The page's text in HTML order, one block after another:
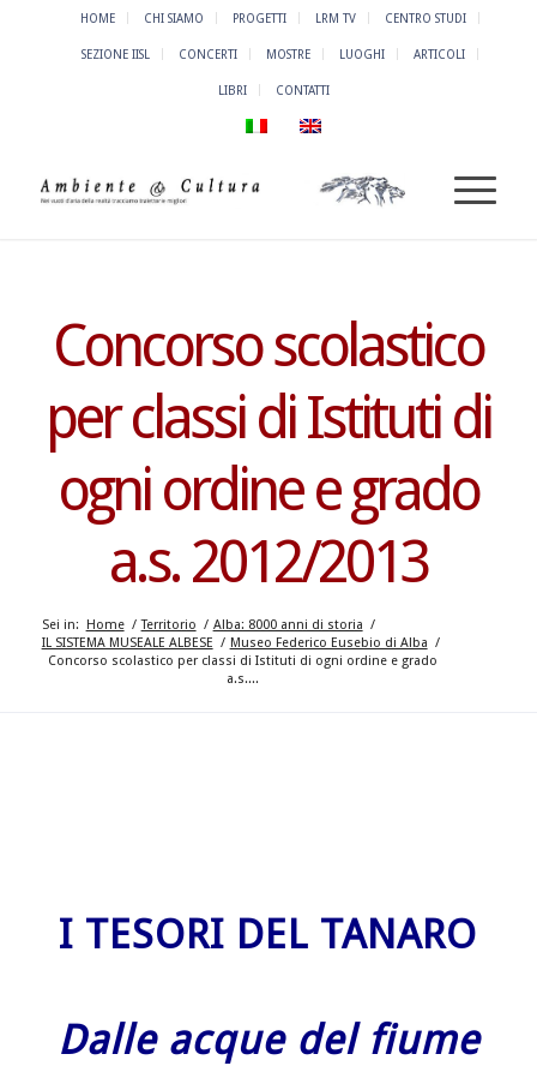
HOME CHI SIAMO PROGETTI LRM TV CENTRO STUDI
SEZIONE IISL CONCERTI MOSTRE LUOGHI ARTICOLI
LIBRI CONTATTI
Concorso scolastico
per classi di Istituti di
ogni ordine e grado
a.s. 2012/2013
Sei in: Home / Territorio / Alba: 8000 anni di storia /
IL SISTEMA MUSEALE ALBESE / Museo Federico Eusebio di Alba /
Concorso scolastico per classi di Istituti di ogni ordine e grado
a.s....
I TESORI DEL TANARO
Dalle acque del fiume